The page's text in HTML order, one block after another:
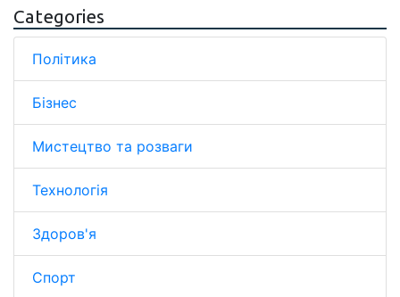
Categories
Політика
Бізнес
Мистецтво та розваги
Технологія
Здоров'я
Спорт